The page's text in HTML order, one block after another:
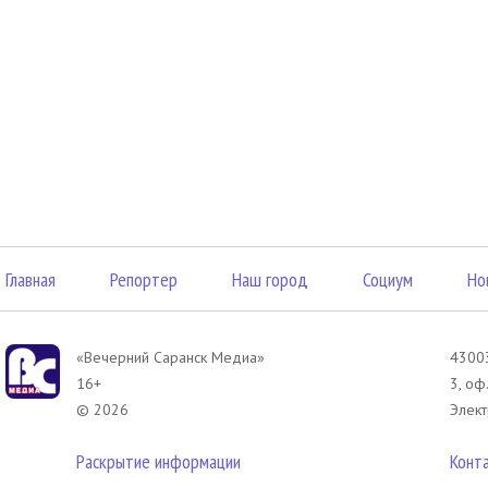
Главная Репортер Наш город Социум
«Вечерний Саранск Mедиа»
16+
© 2026
Раскрытие информации
3,